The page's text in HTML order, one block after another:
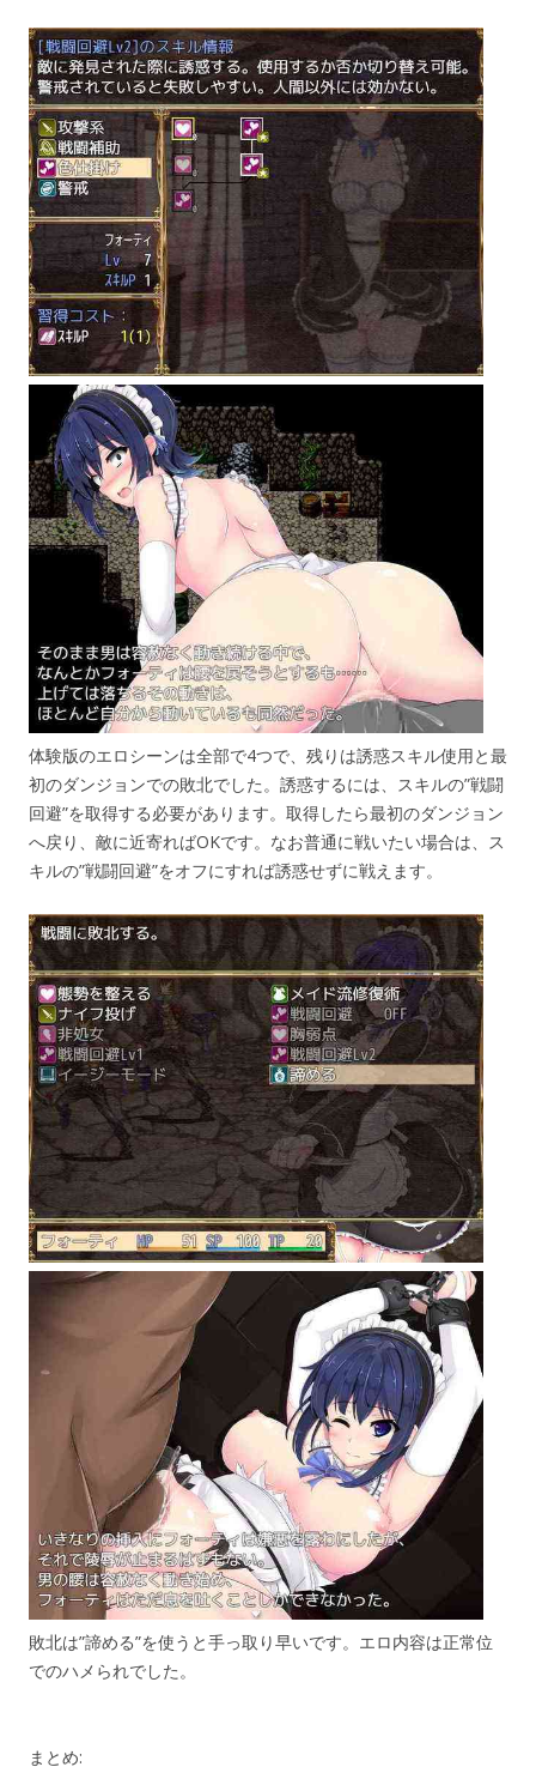
体験版のエロシーンは全部で4つで、残りは誘惑スキル使用と最
初のダンジョンでの敗北でした。誘惑するには、スキルの”戦闘
回避”を取得する必要があります。取得したら最初のダンジョン
へ戻り、敵に近寄ればOKです。なお普通に戦いたい場合は、ス
キルの”戦闘回避”をオフにすれば誘惑せずに戦えます。
敗北は”諦める”を使うと手っ取り早いです。エロ内容は正常位
でのハメられでした。
まとめ: